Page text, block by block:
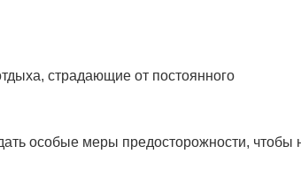
страдающие от постоянного
особые меры предосторожности, чтобы